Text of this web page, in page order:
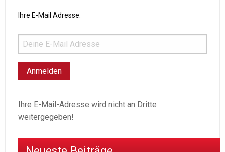
Ihre E-Mail Adresse:
Ihre E-Mail-Adresse wird nicht an Dritte
weitergegeben!